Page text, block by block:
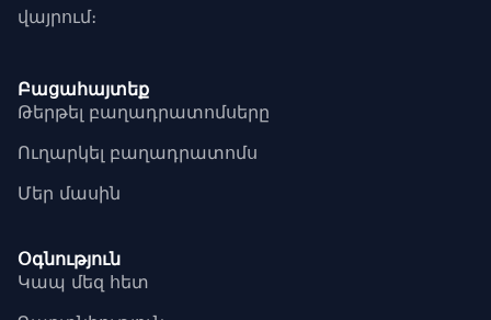
վայրում։
Բացահայտեք
Թերթել բաղադրատոմսերը
Ուղարկել բաղադրատոմս
Մեր մասին
Օգնություն
Կապ մեզ հետ